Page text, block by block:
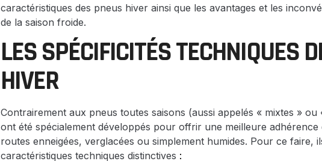
caractéristiques des pneus hiver ainsi que les avantages et les
de la saison froide.
LES SPÉCIFICITÉS TECHNIQUES
HIVER
Contrairement aux pneus toutes saisons (aussi appelés « mixtes »
ont été spécialement développés pour offrir une meilleure
routes enneigées, verglacées ou simplement humides. Pour ce faire,
caractéristiques techniques distinctives :